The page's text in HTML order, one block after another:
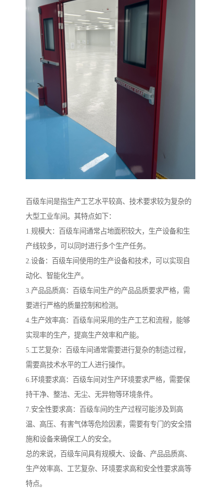
百级车间是指生产工艺水平较高、技术要求较为复杂的
大型工业车间。其特点如下：
1.规模大：百级车间通常占地面积较大，生产设备和生
产线较多，可以同时进行多个生产任务。
2.设备：百级车间使用的生产设备和技术，可以实现自
动化、智能化生产。
3.产品品质高：百级车间生产的产品品质要求严格，需
要进行严格的质量控制和检测。
4.生产效率高：百级车间采用的生产工艺和流程，能够
实现率的生产，提高生产效率和产能。
5.工艺复杂：百级车间通常需要进行复杂的制造过程，
需要高技术水平的工人进行操作。
6.环境要求高：百级车间对生产环境要求严格，需要保
持干净、整洁、无尘、无异物等环境条件。
7.安全性要求高：百级车间的生产过程可能涉及到高
温、高压、有害气体等危险因素，需要有专门的安全措
施和设备来确保工人的安全。
总的来说，百级车间具有规模大、设备、产品品质高、
生产效率高、工艺复杂、环境要求高和安全性要求高等
特点。